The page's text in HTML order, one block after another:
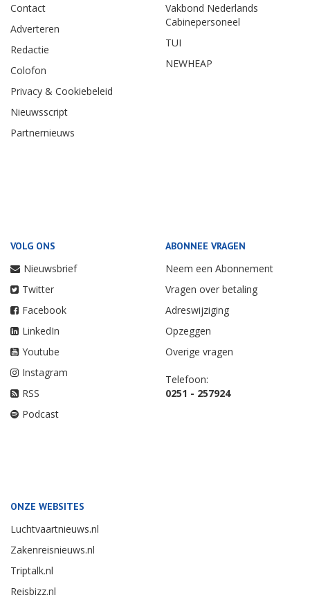
Contact
Adverteren
Redactie
Colofon
Privacy & Cookiebeleid
Nieuwsscript
Partnernieuws
Vakbond Nederlands
Cabinepersoneel
TUI
NEWHEAP
VOLG ONS
Nieuwsbrief
Twitter
Facebook
LinkedIn
Youtube
Instagram
RSS
Podcast
ABONNEE VRAGEN
Neem een Abonnement
Vragen over betaling
Adreswijziging
Opzeggen
Overige vragen
Telefoon:
0251 - 257924
ONZE WEBSITES
Luchtvaartnieuws.nl
Zakenreisnieuws.nl
Triptalk.nl
Reisbizz.nl